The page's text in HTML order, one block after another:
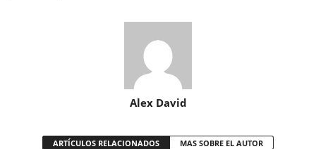
Alex David
ARTÍCULOS RELACIONADOS MAS SOBRE EL AUTOR